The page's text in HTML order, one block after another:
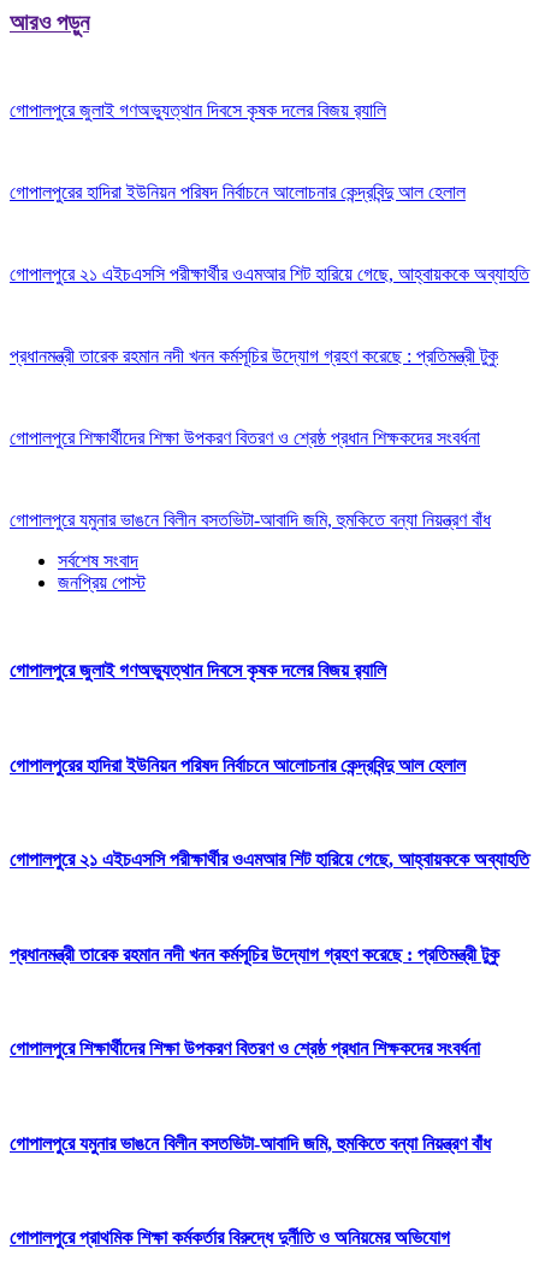
আরও পড়ুন
গোপালপুরে জুলাই গণঅভ্যুত্থান দিবসে কৃষক দলের বিজয় র‍্যালি
গোপালপুরের হাদিরা ইউনিয়ন পরিষদ নির্বাচনে আলোচনার কেন্দ্রবিন্দু আল হেলাল
গোপালপুরে ২১ এইচএসসি পরীক্ষার্থীর ওএমআর শিট হারিয়ে গেছে, আহ্বায়ককে অব্যাহতি
প্রধানমন্ত্রী তারেক রহমান নদী খনন কর্মসূচির উদ্যোগ গ্রহণ করেছে : প্রতিমন্ত্রী টুকু
গোপালপুরে শিক্ষার্থীদের শিক্ষা উপকরণ বিতরণ ও শ্রেষ্ঠ প্রধান শিক্ষকদের সংবর্ধনা
গোপালপুরে যমুনার ভাঙনে বিলীন বসতভিটা-আবাদি জমি, হুমকিতে বন্যা নিয়ন্ত্রণ বাঁধ
সর্বশেষ সংবাদ
জনপ্রিয় পোস্ট
গোপালপুরে জুলাই গণঅভ্যুত্থান দিবসে কৃষক দলের বিজয় র‍্যালি
গোপালপুরের হাদিরা ইউনিয়ন পরিষদ নির্বাচনে আলোচনার কেন্দ্রবিন্দু আল হেলাল
গোপালপুরে ২১ এইচএসসি পরীক্ষার্থীর ওএমআর শিট হারিয়ে গেছে, আহ্বায়ককে অব্যাহতি
প্রধানমন্ত্রী তারেক রহমান নদী খনন কর্মসূচির উদ্যোগ গ্রহণ করেছে : প্রতিমন্ত্রী টুকু
গোপালপুরে শিক্ষার্থীদের শিক্ষা উপকরণ বিতরণ ও শ্রেষ্ঠ প্রধান শিক্ষকদের সংবর্ধনা
গোপালপুরে যমুনার ভাঙনে বিলীন বসতভিটা-আবাদি জমি, হুমকিতে বন্যা নিয়ন্ত্রণ বাঁধ
গোপালপুরে প্রাথমিক শিক্ষা কর্মকর্তার বিরুদ্ধে দুর্নীতি ও অনিয়মের অভিযোগ